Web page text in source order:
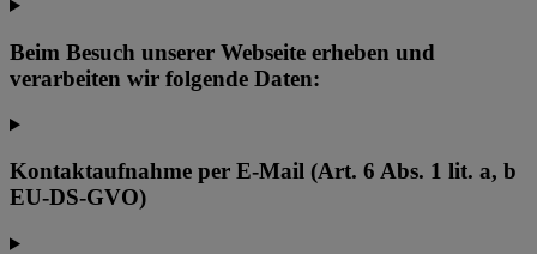
Beim Besuch unserer Webseite erheben und
verarbeiten wir folgende Daten:
Kontaktaufnahme per E-Mail (Art. 6 Abs. 1 lit. a, b
EU-DS-GVO)